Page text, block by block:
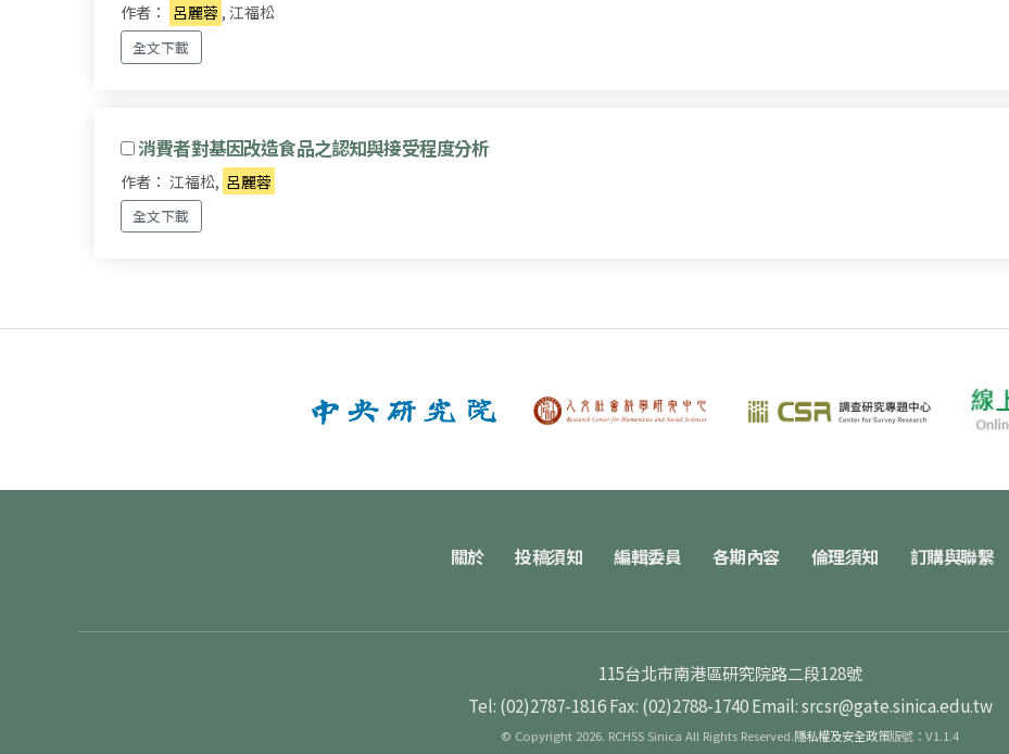
作者： 呂麗蓉 , 江福松
全文下載
消費者對基因改造食品之認知與接受程度分析
作者： 江福松, 呂麗蓉
全文下載
關於 投稿須知 編輯委員 各期內容 倫理須知 訂購與聯繫
115台北市南港區研究院路二段128號
Tel: (02)2787-1816 Fax: (02)2788-1740 Email: srcsr@gate.sinica.edu.tw
© Copyright 2026. RCHSS Sinica All Rights Reserved.隱私權及安全政策版號：V1.1.4